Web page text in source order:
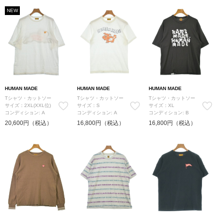
NEW
HUMAN MADE
Tシャツ・カットソー
サイズ：2XL(XXL位)
コンディション: A
20,600円（税込）
HUMAN MADE
Tシャツ・カットソー
サイズ：S
コンディション: A
16,800円（税込）
HUMAN MADE
Tシャツ・カットソー
サイズ：XL
コンディション: B
16,800円（税込）